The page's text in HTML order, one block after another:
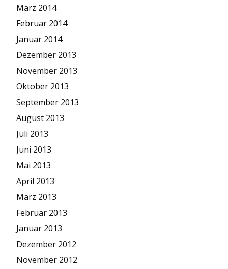
März 2014
Februar 2014
Januar 2014
Dezember 2013
November 2013
Oktober 2013
September 2013
August 2013
Juli 2013
Juni 2013
Mai 2013
April 2013
März 2013
Februar 2013
Januar 2013
Dezember 2012
November 2012